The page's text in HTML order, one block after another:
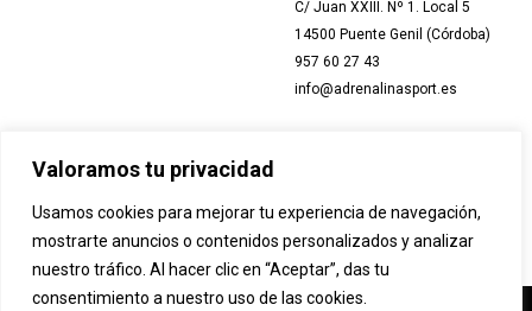
Valoramos tu privacidad
Usamos cookies para mejorar tu experiencia de navegación,
mostrarte anuncios o contenidos personalizados y analizar
nuestro tráfico. Al hacer clic en “Aceptar”, das tu
consentimiento a nuestro uso de las cookies.
C/ Juan XXIII. Nº 1. Local 5
14500 Puente Genil (Córdoba)
957 60 27 43
info@adrenalinasport.es